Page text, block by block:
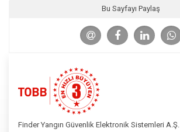
Bu Sayfayı Paylaş
Finder Yangın Güvenlik Elektronik Sistemleri A.Ş.